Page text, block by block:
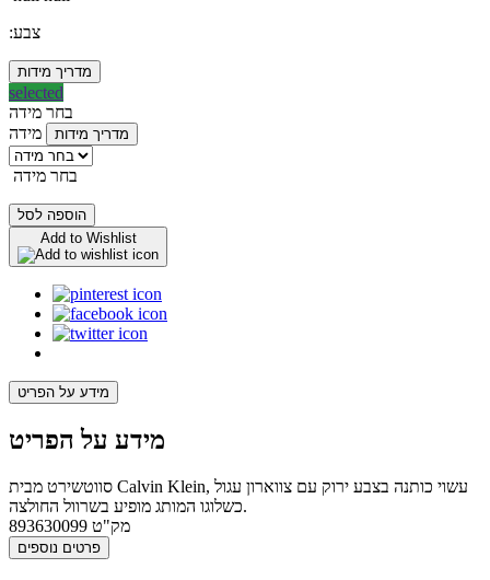
:צבע
מדריך מידות
selected
בחר מידה
מידה
מדריך מידות
בחר מידה
הוספה לסל
Add to Wishlist
מידע על הפריט
מידע על הפריט
סווטשירט מבית Calvin Klein, עשוי כותנה בצבע ירוק עם צווארון עגול
כשלוגו המותג מופיע בשרוול החולצה.
מק"ט 893630099
פרטים נוספים